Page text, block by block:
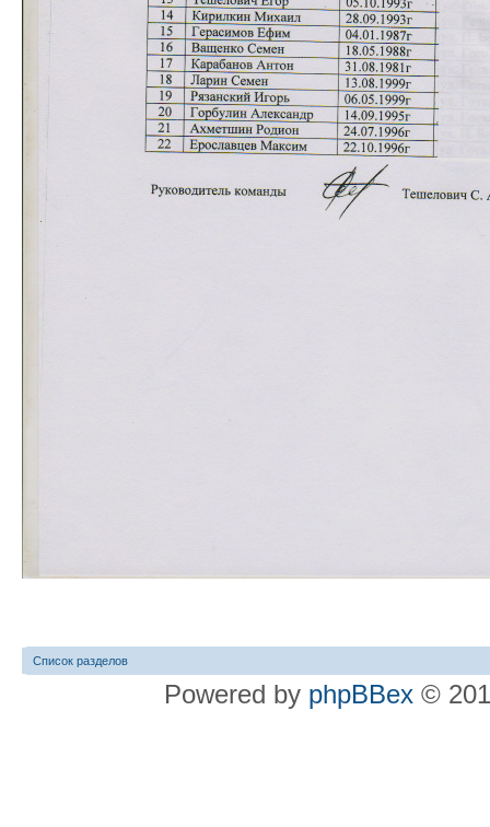
Список разделов
Powered by phpBBex ©